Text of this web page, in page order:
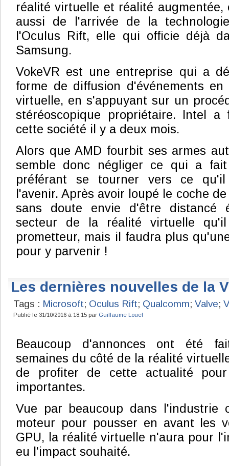
réalité virtuelle et réalité augmentée,
aussi de l'arrivée de la
l'Oculus Rift, elle qui officie déjà
Samsung.
VokeVR est une entreprise qui a
forme de diffusion d'événements
virtuelle, en s'appuyant sur un
stéréoscopique propriétaire. Intel
cette société il y a deux mois.
Alors que AMD fourbit ses armes
semble donc négliger ce qui a
préférant se tourner vers ce qu'il
l'avenir. Après avoir loupé le coche
sans doute envie d'être distancé
secteur de la réalité virtuelle qu'il
prometteur, mais il faudra plus
pour y parvenir !
Les dernières nouvelles de la
Tags : Microsoft; Oculus Rift; Qualcomm; Valve;
Publié le 31/10/2016 à 18:15 par Guillaume Louel
Beaucoup d'annonces ont été
semaines du côté de la réalité
de profiter de cette actualité
importantes.
Vue par beaucoup dans l'industrie
moteur pour pousser en avant les
GPU, la réalité virtuelle n'aura pour
eu l'impact souhaité.